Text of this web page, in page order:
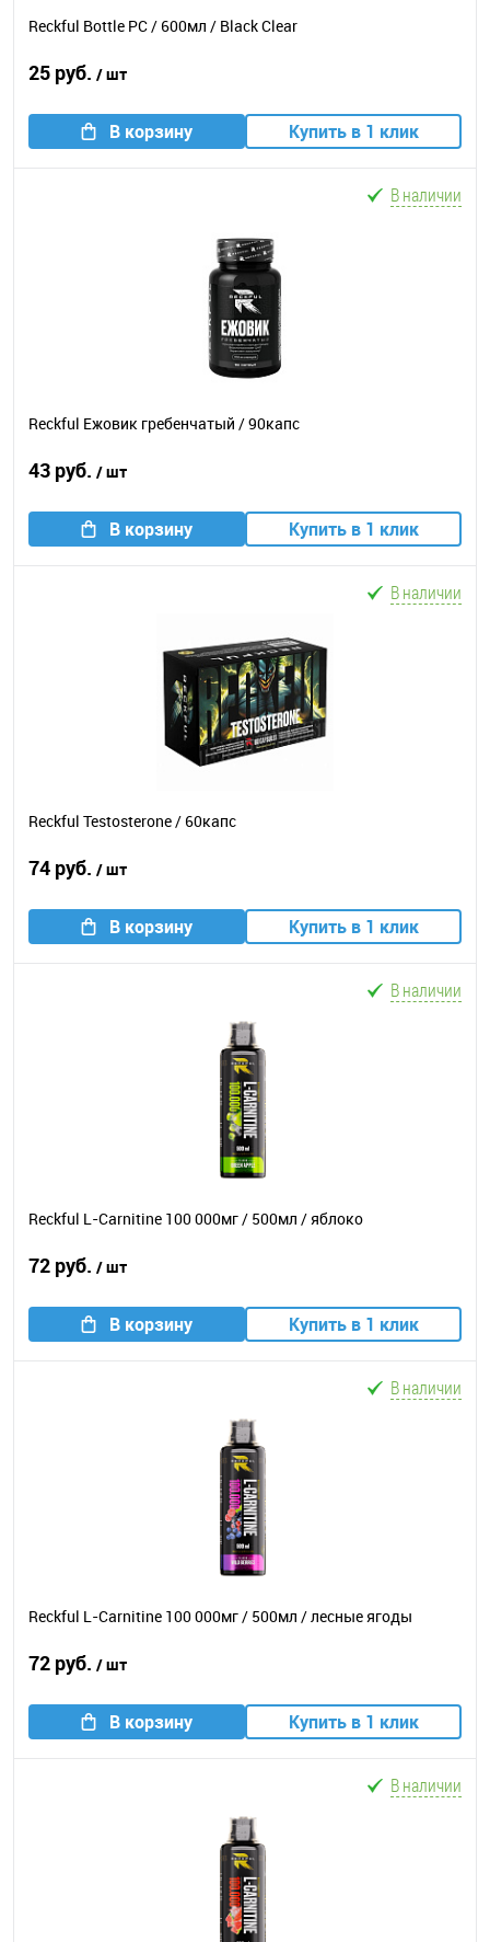
Reckful Bottle PC / 600мл / Black Clear
25 руб. / шт
В корзину Купить в 1 клик
В наличии
Reckful Ежовик гребенчатый / 90капс
43 руб. / шт
В корзину Купить в 1 клик
В наличии
Reckful Testosterone / 60капс
74 руб. / шт
В корзину Купить в 1 клик
В наличии
Reckful L-Carnitine 100 000мг / 500мл / яблоко
72 руб. / шт
В корзину Купить в 1 клик
В наличии
Reckful L-Carnitine 100 000мг / 500мл / лесные ягоды
72 руб. / шт
В корзину Купить в 1 клик
В наличии